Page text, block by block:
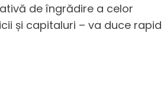
de îngrădire a celor
și capitaluri – va duce rapid